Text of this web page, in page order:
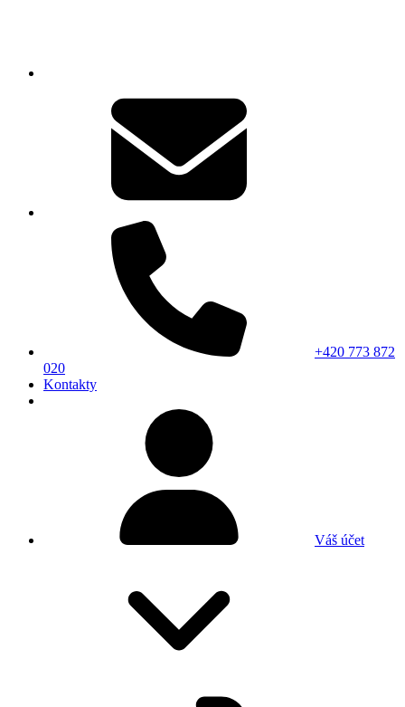
+420 773 872
020
Kontakty
Váš účet